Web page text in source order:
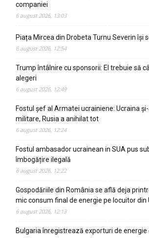
companiei
6 august 2026, 13:03
Piața Mircea din Drobeta Turnu Severin își
6 august 2026, 12:54
Trump întâlnire cu sponsorii: El trebuie să
alegeri
6 august 2026, 12:49
Fostul șef al Armatei ucrainiene: Ucraina
militare, Rusia a anihilat tot
6 august 2026, 12:24
Fostul ambasador ucrainean in SUA pus
îmbogățire ilegală
6 august 2026, 12:22
Gospodăriile din România se află deja
mic consum final de energie pe locuitor din
6 august 2026, 12:13
Bulgaria înregistrează exporturi de